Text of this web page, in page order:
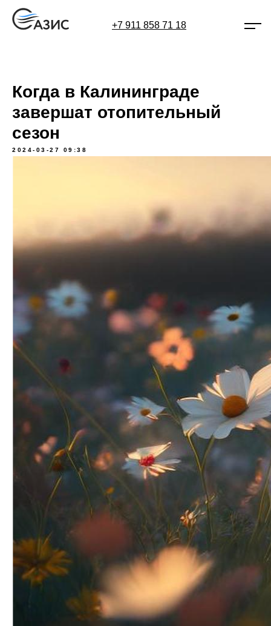
+7 911 858 71 18
Когда в Калининграде
завершат отопительный
сезон
2024-03-27 09:38